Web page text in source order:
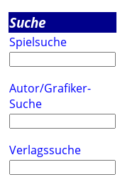
Suche
Spielsuche
Autor/Grafiker-
Suche
Verlagssuche